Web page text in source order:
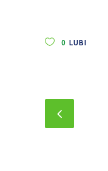
0 LUBI